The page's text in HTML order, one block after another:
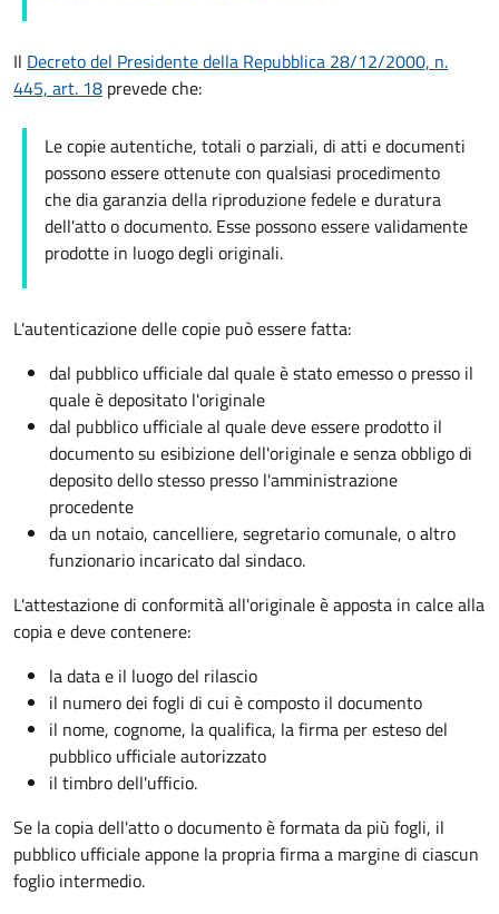
Il Decreto del Presidente della Repubblica 28/12/2000, n.
445, art. 18 prevede che:
Le copie autentiche, totali o parziali, di atti e documenti
possono essere ottenute con qualsiasi procedimento
che dia garanzia della riproduzione fedele e duratura
dell'atto o documento. Esse possono essere validamente
prodotte in luogo degli originali.
L'autenticazione delle copie può essere fatta:
dal pubblico ufficiale dal quale è stato emesso o presso il
quale è depositato l'originale
dal pubblico ufficiale al quale deve essere prodotto il
documento su esibizione dell'originale e senza obbligo di
deposito dello stesso presso l'amministrazione
procedente
da un notaio, cancelliere, segretario comunale, o altro
funzionario incaricato dal sindaco.
L'attestazione di conformità all'originale è apposta in calce alla
copia e deve contenere:
la data e il luogo del rilascio
il numero dei fogli di cui è composto il documento
il nome, cognome, la qualifica, la firma per esteso del
pubblico ufficiale autorizzato
il timbro dell'ufficio.
Se la copia dell'atto o documento è formata da più fogli, il
pubblico ufficiale appone la propria firma a margine di ciascun
foglio intermedio.